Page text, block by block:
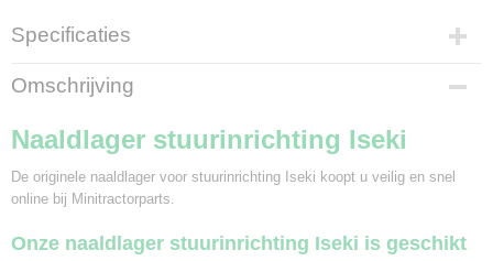
Specificaties
Bruto gewicht
0,10 Kg
Omschrijving
Naaldlager stuurinrichting Iseki
De originele naaldlager voor stuurinrichting Iseki koopt u veilig en snel
online bij Minitractorparts.
Onze naaldlager stuurinrichting Iseki is geschikt